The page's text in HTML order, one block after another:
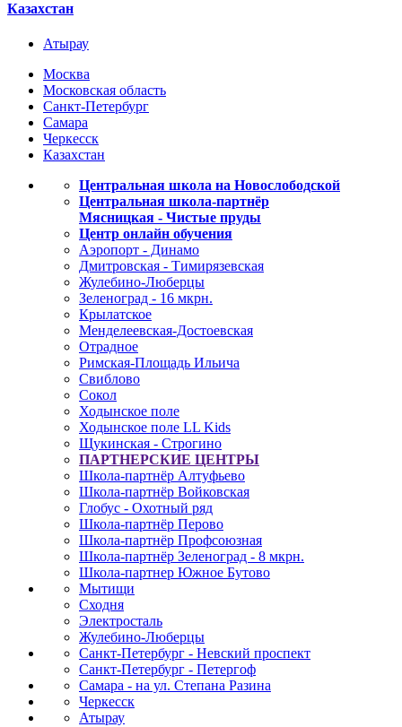
Казахстан
Атырау
Москва
Московская область
Санкт-Петербург
Самара
Черкесск
Казахстан
Центральная школа на Новослободской
Центральная школа-партнёр
Мясницкая - Чистые пруды
Центр онлайн обучения
Аэропорт - Динамо
Дмитровская - Тимирязевская
Жулебино-Люберцы
Зеленоград - 16 мкрн.
Крылатское
Менделеевская-Достоевская
Отрадное
Римская-Площадь Ильича
Свиблово
Сокол
Ходынское поле
Ходынское поле LL Kids
Щукинская - Строгино
ПАРТНЕРСКИЕ ЦЕНТРЫ
Школа-партнёр Алтуфьево
Школа-партнёр Войковская
Глобус - Охотный ряд
Школа-партнёр Перово
Школа-партнёр Профсоюзная
Школа-партнёр Зеленоград - 8 мкрн.
Школа-партнер Южное Бутово
Мытищи
Сходня
Электросталь
Жулебино-Люберцы
Санкт-Петербург - Невский проспект
Санкт-Петербург - Петергоф
Самара - на ул. Степана Разина
Черкесск
Атырау